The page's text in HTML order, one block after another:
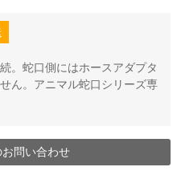
。蛇口側にはホースアダプタ
ん。アニマル蛇口シリーズ専
問い合わせ